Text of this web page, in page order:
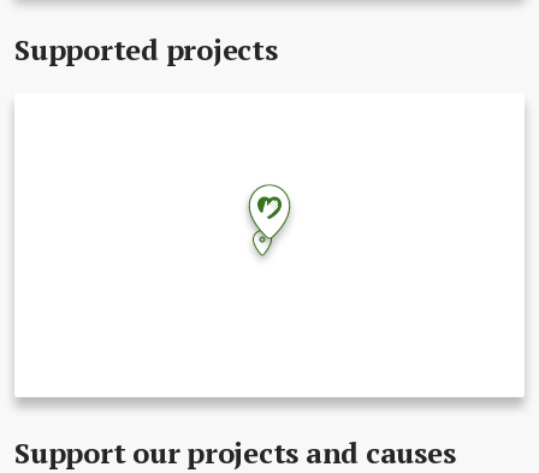
Supported projects
Support our projects and causes